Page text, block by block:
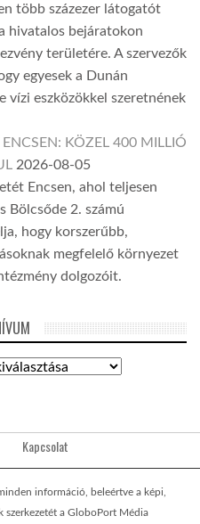
több százezer látogatót
hivatalos bejáratokon
területére. A szervezők
egyesek a Dunán
vízi eszközökkel szeretnének
KÖZEL 400 MILLIÓ
2026-08-05
Encsen, ahol teljesen
Bölcsőde 2. számú
hogy korszerűbb,
megfelelő környezet
dolgozóit.
Kapcsolat
információ, beleértve a képi,
szerkezetét a GloboPort Média